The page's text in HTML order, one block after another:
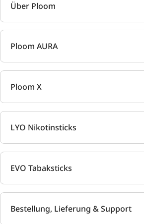
Über Ploom
Ploom AURA
Ploom X
LYO Nikotinsticks
EVO Tabaksticks
Bestellung, Lieferung & Support